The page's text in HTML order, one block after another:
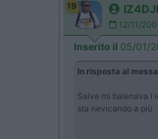
19 IZ4DJI
12/11/
Inserito il 05/01/
In risposta al
Salve mi balenava l
sta nevicando a più